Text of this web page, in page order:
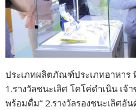
ประเภทผลิตภัณฑ์ประเภทอาหาร
1.รางวัลชนะเลิศ โคโค่ดำเนิน เจ้
พร้อมดื่ม” 2.รางวัลรองชนะเลิศ